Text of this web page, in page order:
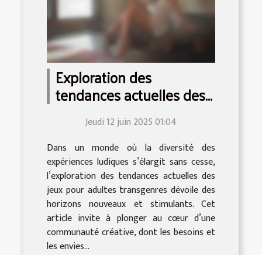
Exploration des
tendances actuelles des
jeux pour adultes
transgenres
Jeudi 12 juin 2025 01:04
Dans un monde où la diversité des
expériences ludiques s’élargit sans cesse,
l’exploration des tendances actuelles des
jeux pour adultes transgenres dévoile des
horizons nouveaux et stimulants. Cet
article invite à plonger au cœur d’une
communauté créative, dont les besoins et
les envies...